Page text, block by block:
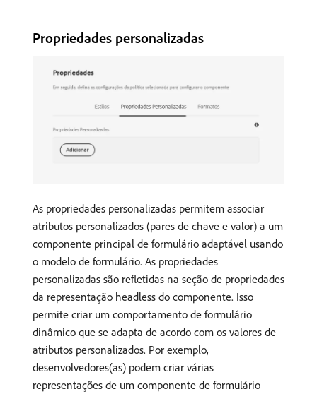
Propriedades personalizadas
As propriedades personalizadas permitem associar
atributos personalizados (pares de chave e valor) a um
componente principal de formulário adaptável usando
o modelo de formulário. As propriedades
personalizadas são refletidas na seção de propriedades
da representação headless do componente. Isso
permite criar um comportamento de formulário
dinâmico que se adapta de acordo com os valores de
atributos personalizados. Por exemplo,
desenvolvedores(as) podem criar várias
representações de um componente de formulário